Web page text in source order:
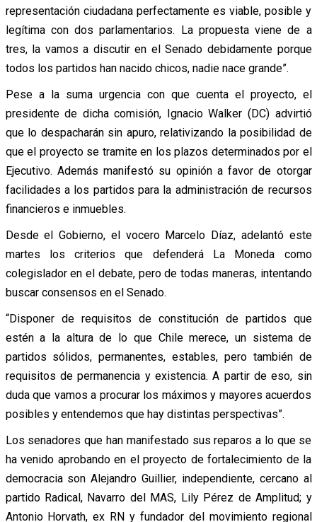
representación ciudadana perfectamente es viable, posible y
legítima con dos parlamentarios. La propuesta viene de a
tres, la vamos a discutir en el Senado debidamente porque
todos los partidos han nacido chicos, nadie nace grande”.
Pese a la suma urgencia con que cuenta el proyecto, el
presidente de dicha comisión, Ignacio Walker (DC) advirtió
que lo despacharán sin apuro, relativizando la posibilidad de
que el proyecto se tramite en los plazos determinados por el
Ejecutivo. Además manifestó su opinión a favor de otorgar
facilidades a los partidos para la administración de recursos
financieros e inmuebles.
Desde el Gobierno, el vocero Marcelo Díaz, adelantó este
martes los criterios que defenderá La Moneda como
colegislador en el debate, pero de todas maneras, intentando
buscar consensos en el Senado.
“Disponer de requisitos de constitución de partidos que
estén a la altura de lo que Chile merece, un sistema de
partidos sólidos, permanentes, estables, pero también de
requisitos de permanencia y existencia. A partir de eso, sin
duda que vamos a procurar los máximos y mayores acuerdos
posibles y entendemos que hay distintas perspectivas”.
Los senadores que han manifestado sus reparos a lo que se
ha venido aprobando en el proyecto de fortalecimiento de la
democracia son Alejandro Guillier, independiente, cercano al
partido Radical, Navarro del MAS, Lily Pérez de Amplitud; y
Antonio Horvath, ex RN y fundador del movimiento regional